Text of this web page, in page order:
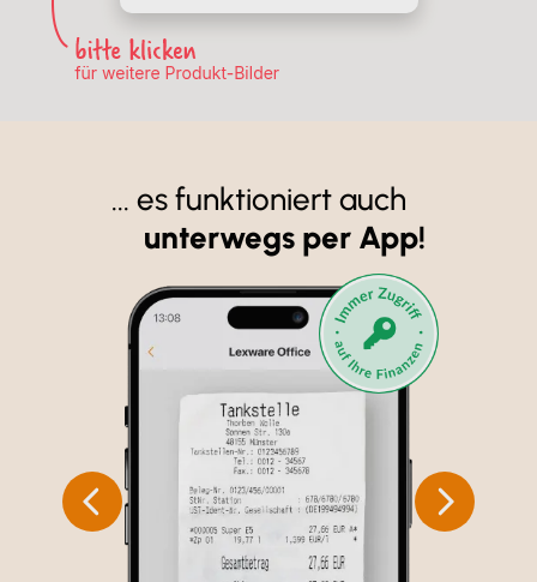
... es funktioniert auch
unterwegs per App!